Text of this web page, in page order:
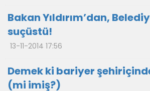
Bakan Yıldırım’dan,
suçüstü!
13-11-2014 17:56
Demek ki bariyer
(mi imiş?)